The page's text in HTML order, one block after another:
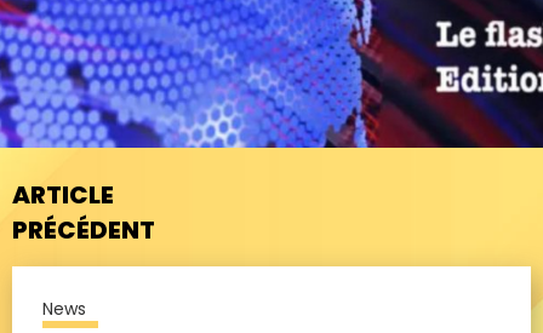
ARTICLE
PRÉCÉDENT
News